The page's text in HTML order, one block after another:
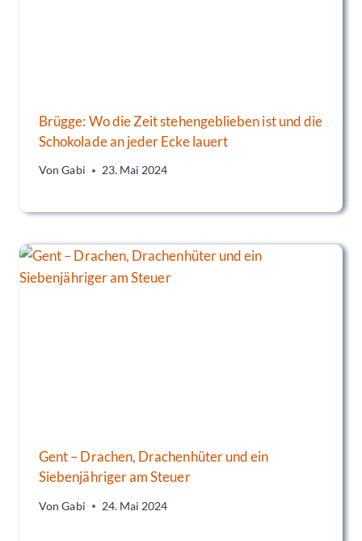
Brügge: Wo die Zeit stehengeblieben ist und die
Schokolade an jeder Ecke lauert
Von Gabi 23. Mai 2024
Gent – Drachen, Drachenhüter und ein
Siebenjähriger am Steuer
Von Gabi 24. Mai 2024